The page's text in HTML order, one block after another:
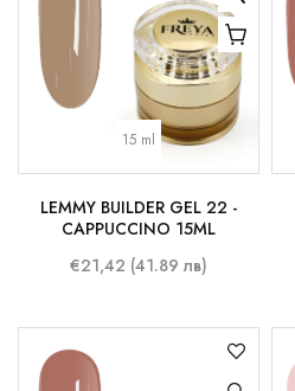
15 ml
LEMMY BUILDER GEL 22 -
CAPPUCCINO 15ML
€21,42 (41.89 лв)